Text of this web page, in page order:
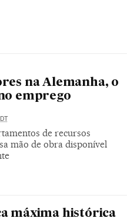
na Alemanha, o
emprego
de recursos
mão de obra disponível
máxima histórica